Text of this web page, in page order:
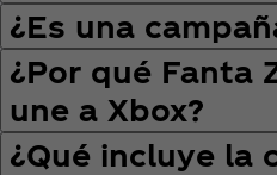
¿Es una
¿Por qué Fanta
une a Xbox?
¿Qué incluye la